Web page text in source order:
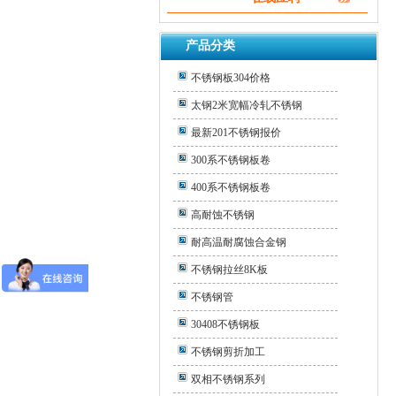
产品分类
不锈钢板304价格
太钢2米宽幅冷轧不锈钢
最新201不锈钢报价
300系不锈钢板卷
400系不锈钢板卷
高耐蚀不锈钢
耐高温耐腐蚀合金钢
不锈钢拉丝8K板
不锈钢管
30408不锈钢板
不锈钢剪折加工
双相不锈钢系列